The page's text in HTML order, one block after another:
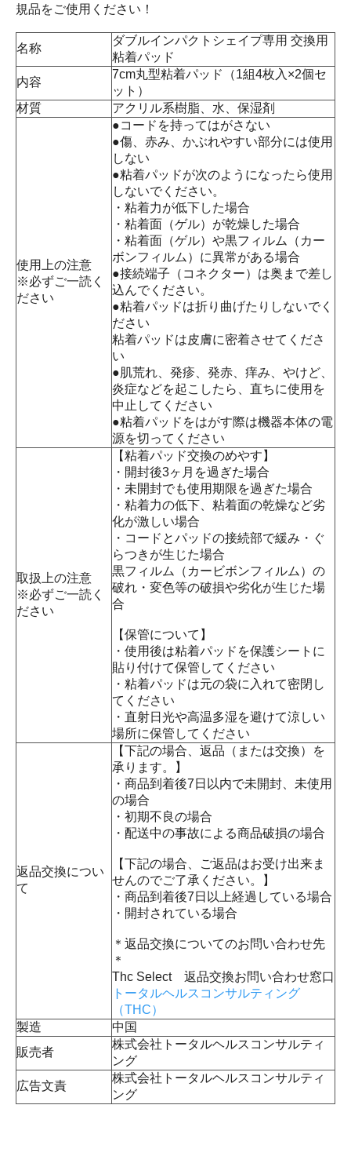
規品をご使用ください！
名称
ダブルインパクトシェイプ専用 交換用
粘着パッド
内容
7cm丸型粘着パッド（1組4枚入×2個セ
ット）
材質
アクリル系樹脂、水、保湿剤
使用上の注意
※必ずご一読く
ださい
●コードを持ってはがさない
●傷、赤み、かぶれやすい部分には使用
しない
●粘着パッドが次のようになったら使用
しないでください。
・粘着力が低下した場合
・粘着面（ゲル）が乾燥した場合
・粘着面（ゲル）や黒フィルム（カー
ボンフィルム）に異常がある場合
●接続端子（コネクター）は奥まで差し
込んでください。
●粘着パッドは折り曲げたりしないでく
ださい
粘着パッドは皮膚に密着させてくださ
い
●肌荒れ、発疹、発赤、痒み、やけど、
炎症などを起こしたら、直ちに使用を
中止してください
●粘着パッドをはがす際は機器本体の電
源を切ってください
取扱上の注意
※必ずご一読く
ださい
【粘着パッド交換のめやす】
・開封後3ヶ月を過ぎた場合
・未開封でも使用期限を過ぎた場合
・粘着力の低下、粘着面の乾燥など劣
化が激しい場合
・コードとパッドの接続部で緩み・ぐ
らつきが生じた場合
黒フィルム（カービボンフィルム）の
破れ・変色等の破損や劣化が生じた場
合
【保管について】
・使用後は粘着パッドを保護シートに
貼り付けて保管してください
・粘着パッドは元の袋に入れて密閉し
てください
・直射日光や高温多湿を避けて涼しい
場所に保管してください
返品交換につい
て
【下記の場合、返品（または交換）を
承ります。】
・商品到着後7日以内で未開封、未使用
の場合
・初期不良の場合
・配送中の事故による商品破損の場合
【下記の場合、ご返品はお受け出来ま
せんのでご了承ください。】
・商品到着後7日以上経過している場合
・開封されている場合
＊返品交換についてのお問い合わせ先
＊
Thc Select 返品交換お問い合わせ窓口
トータルヘルスコンサルティング
（THC）
製造
中国
販売者
株式会社トータルヘルスコンサルティ
ング
広告文責
株式会社トータルヘルスコンサルティ
ング